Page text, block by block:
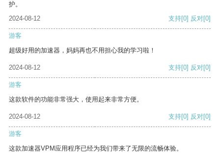
护。
2024-08-12
支持[0] 反对[0]
游客
超级好用的加速器，妈妈再也不用担心我的学习啦！
2024-08-12 支持[0] 反对[0]
游客
这款软件的功能非常强大，使用起来非常方便。
2024-08-12 支持[0] 反对[0]
游客
这款加速器VPM应用程序已经为我们带来了无限的流畅体验。